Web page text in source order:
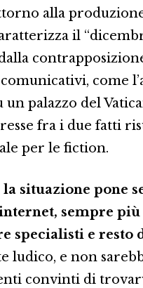
alla
il
come
un palazzo del
fra i due fatti
per le fiction.
la situazione pone
sempre
specialisti e resto
ludico, e non
convinti di